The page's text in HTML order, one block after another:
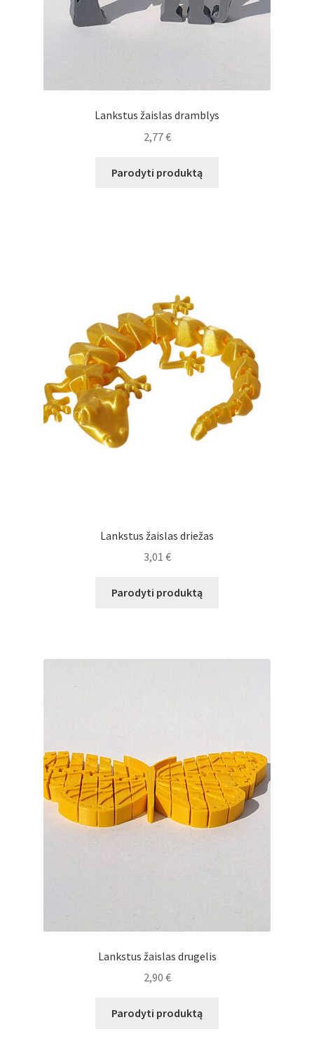
Lankstus žaislas dramblys
2,77€
Parodyti produktą
Lankstus žaislas driežas
3,01 €
Parodyti produktą
Lankstus žaislas drugelis
2,90 €
Parodyti produktą